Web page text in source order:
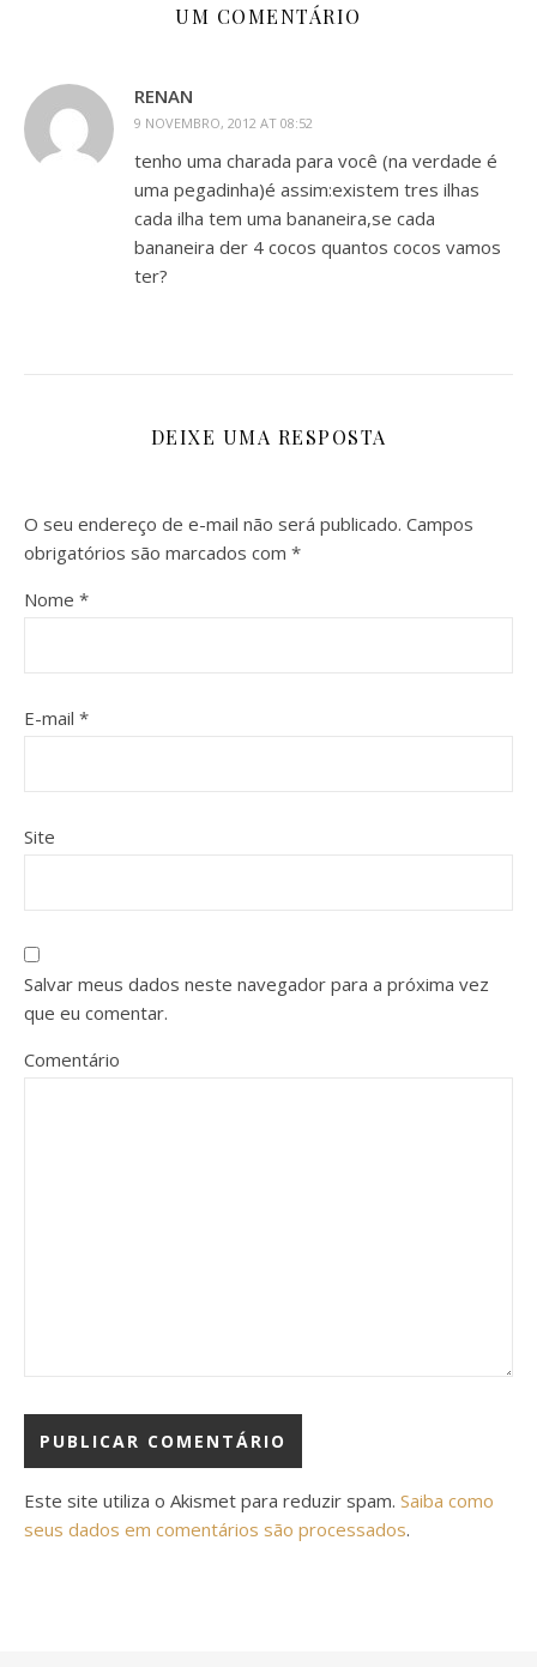
UM COMENTÁRIO
RENAN
9 NOVEMBRO, 2012 AT 08:52
tenho uma charada para você (na verdade é
uma pegadinha)é assim:existem tres ilhas
cada ilha tem uma bananeira,se cada
bananeira der 4 cocos quantos cocos vamos
ter?
DEIXE UMA RESPOSTA
O seu endereço de e-mail não será publicado. Campos
obrigatórios são marcados com *
Nome *
E-mail *
Site
Salvar meus dados neste navegador para a próxima vez
que eu comentar.
Comentário
Este site utiliza o Akismet para reduzir spam. Saiba como
seus dados em comentários são processados.